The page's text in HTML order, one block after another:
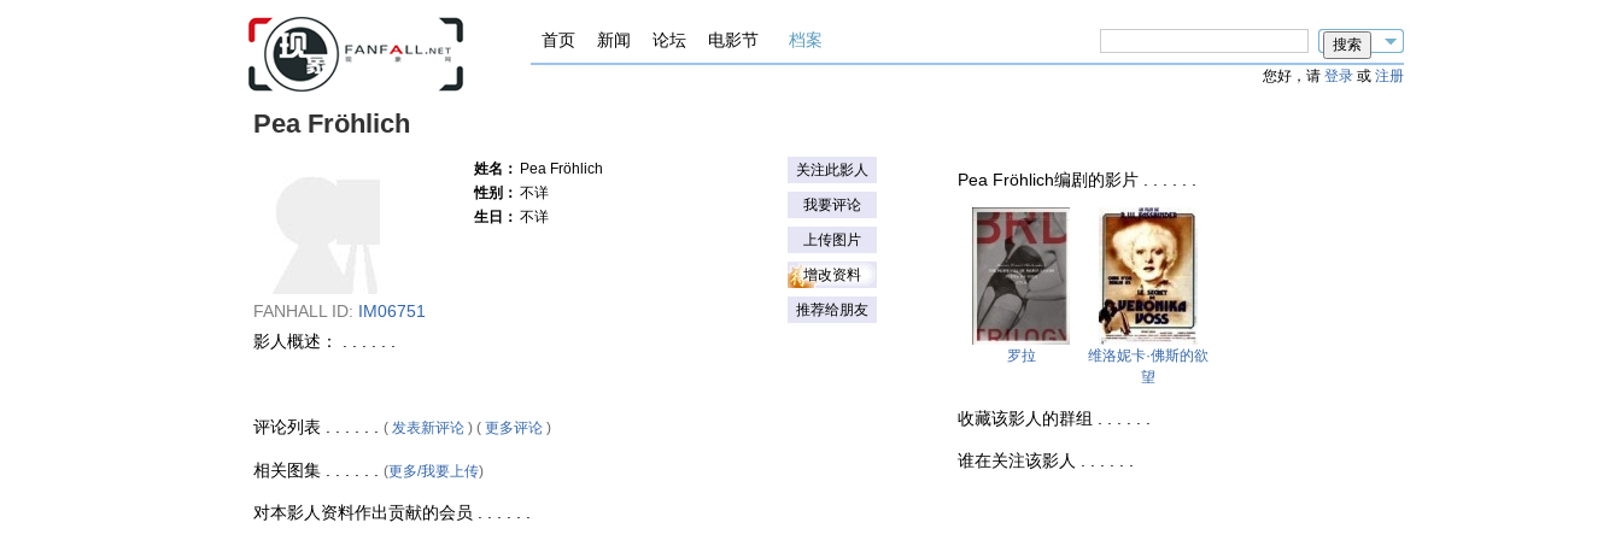
首页 新闻 论坛 电影节 档案
您好，请 登录 或 注册
Pea Fröhlich
FANHALL ID: IM06751
姓名： Pea Fröhlich
性别： 不详
生日： 不详
关注此影人
我要评论
上传图片
增改资料
推荐给朋友
影人概述： . . . . . .
评论列表 . . . . . . ( 发表新评论 ) ( 更多评论 )
相关图集 . . . . . . (更多/我要上传)
对本影人资料作出贡献的会员 . . . . . .
Pea Fröhlich编剧的影片 . . . . . .
罗拉
维洛妮卡·佛斯的欲
望
收藏该影人的群组 . . . . . .
谁在关注该影人 . . . . . .